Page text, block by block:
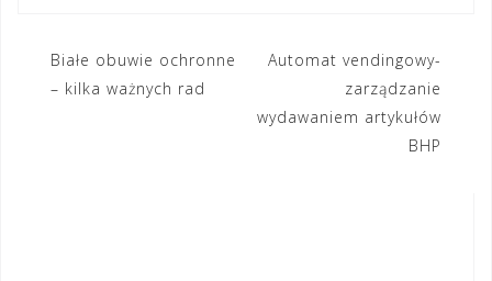
Nawigacja
wpisu
Białe obuwie ochronne
– kilka ważnych rad
Automat vendingowy-
zarządzanie
wydawaniem artykułów
BHP